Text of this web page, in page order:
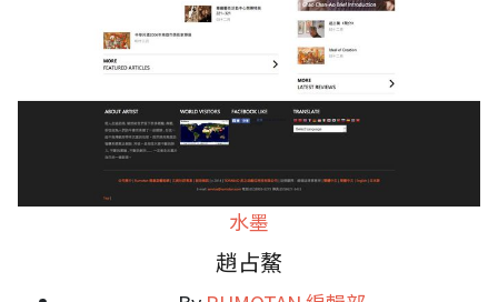
水墨
趙占鰲